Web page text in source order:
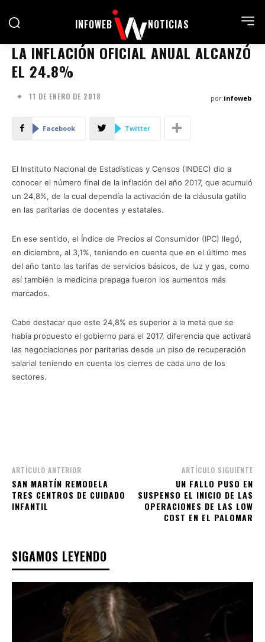
INFOWEB NOTICIAS
LA INFLACIÓN OFICIAL ANUAL ALCANZÓ
EL 24.8%
11 DE ENERO DE 2018 por infoweb
Facebook Twitter
El Instituto Nacional de Estadísticas y Censos (INDEC) dio a
conocer el número final de la inflación del año 2017, que acumuló
un 24,8%, de la cual dependía la activación de la cláusula gatillo
en las paritarias de docentes y estatales.
En ese sentido, el Índice de Precios al Consumidor (IPC) llegó,
en diciembre, al 3,1%, teniendo en cuenta que en el último mes
del año tanto las tarifas de servicios básicos, de luz y gas, como
así también la medicina prepaga fueron los aumentos más
marcados.
Cabe destacar que este 24,8% es superior a la meta que se
había propuesto el gobierno para el 2017, diferencia que activará
las negociaciones por paritarias desde un piso de recuperación
salarial teniendo en cuenta los cierres de cada uno de los
sectores.
ARTÍCULO ANTERIOR
SAN MARTÍN REMODELA
TRES CENTROS DE CUIDADO
INFANTIL
ARTÍCULO SIGUIENTE
UN FALLO PUSO EN
SUSPENSO EL INICIO DE LAS
OPERACIONES DE LAS LOW
COST EN EL PALOMAR
SIGAMOS LEYENDO